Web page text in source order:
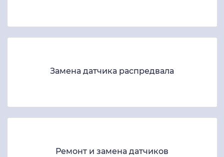
Замена датчика распредвала
Ремонт и замена датчиков